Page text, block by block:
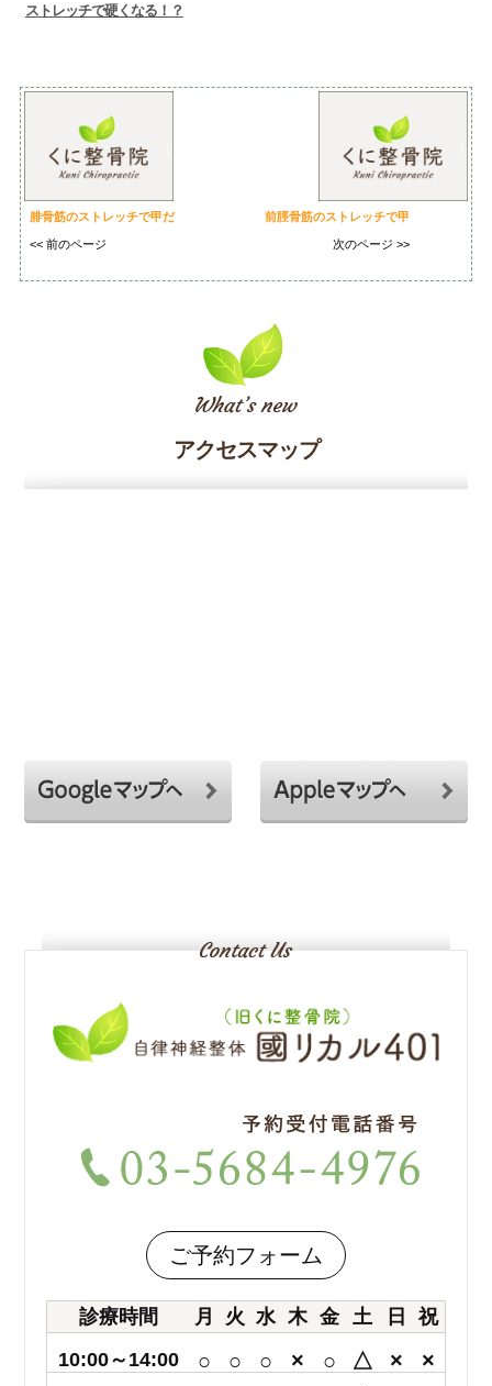
ストレッチで硬くなる！？
腓骨筋のストレッチで甲だ
<< 前のページ
前脛骨筋のストレッチで甲
次のページ >>
アクセスマップ
ご予約フォーム
診療時間 月 火 水 木 金 土 日
祝
10:00～14:00
○ ○ ○ × ○ △ × ×